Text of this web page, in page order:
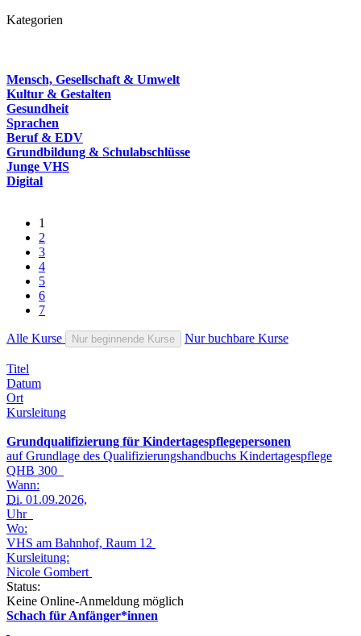
Kategorien
Mensch, Gesellschaft & Umwelt
Kultur & Gestalten
Gesundheit
Sprachen
Beruf & EDV
Grundbildung & Schulabschlüsse
Junge VHS
Digital
1
2
3
4
5
6
7
Alle Kurse Nur beginnende Kurse Nur buchbare Kurse
Titel
Datum
Ort
Kursleitung
Grundqualifizierung für Kindertagespflegepersonen
auf Grundlage des Qualifizierungshandbuchs Kindertagespflege
QHB 300
Wann:
Di. 01.09.2026,
Uhr
Wo:
VHS am Bahnhof, Raum 12
Kursleitung:
Nicole Gombert
Status:
Keine Online-Anmeldung möglich
Schach für Anfänger*innen